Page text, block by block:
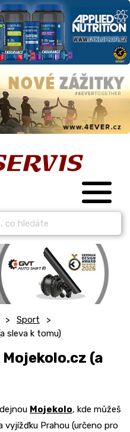
Sport
sleva k tomu)
(a
Mojekolo, kde můžeš
Prahou (určeno pro